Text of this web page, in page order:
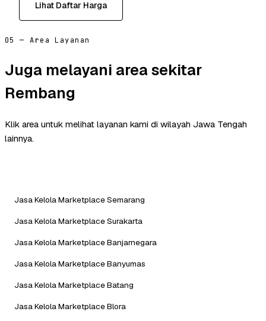
Lihat Daftar Harga
05 — Area Layanan
Juga melayani area sekitar
Rembang
Klik area untuk melihat layanan kami di wilayah Jawa Tengah
lainnya.
Jasa Kelola Marketplace Semarang
Jasa Kelola Marketplace Surakarta
Jasa Kelola Marketplace Banjarnegara
Jasa Kelola Marketplace Banyumas
Jasa Kelola Marketplace Batang
Jasa Kelola Marketplace Blora